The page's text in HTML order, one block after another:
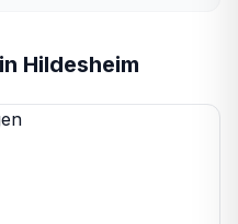
Hildesheim